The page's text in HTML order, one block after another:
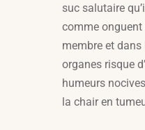
suc salutaire
comme
membre et dans
organes risque
humeurs
la chair en